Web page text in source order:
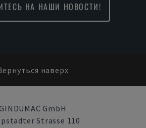
НА НАШИ НОВОСТИ!
наверх
GmbH
Strasse 110